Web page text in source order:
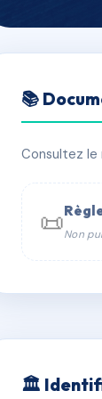
📍 av de la
📞
📚
Consultez le
📜Non
🏛